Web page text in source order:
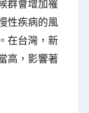
群會增加罹
性疾病的風
在台灣，新
高，影響著